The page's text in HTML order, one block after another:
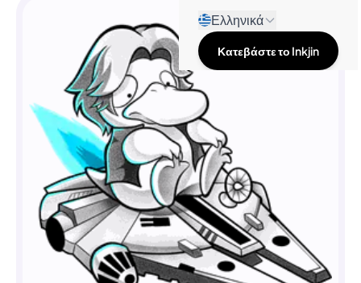
Ελληνικά
Κατεβάστε το Inkjin